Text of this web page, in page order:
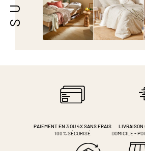
PAIEMENT EN 3 OU 4XSANS FRAIS
100% SÉCURISÉ
LIVRAISON
DOMICILE -